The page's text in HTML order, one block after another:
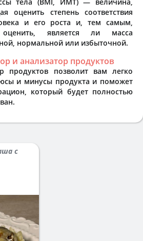
оценить степень соответствия
и его роста и, тем самым,
оценить, является ли масса
нормальной или избыточной.
и анализатор продуктов
продуктов позволит вам легко
и минусы продукта и поможет
который будет полностью